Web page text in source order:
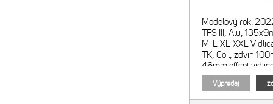
Modelový rok:
TFS III; Alu;
M-L-XL-XXL
TK; Coil; zdvih
46mm offset
Pre
Výpredaj